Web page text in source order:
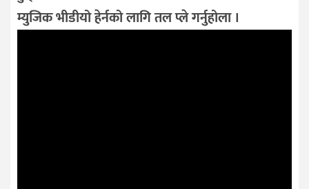
म्युजिक भीडीयो हेर्नको लागि तल प्ले गर्नुहोला।